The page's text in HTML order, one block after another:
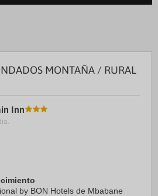
MONTAÑA / RURAL
Inn
by BON Hotels de Mbabane